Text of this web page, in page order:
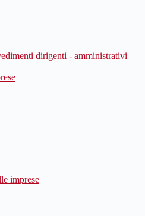
dirigenti - amministrativi
imprese